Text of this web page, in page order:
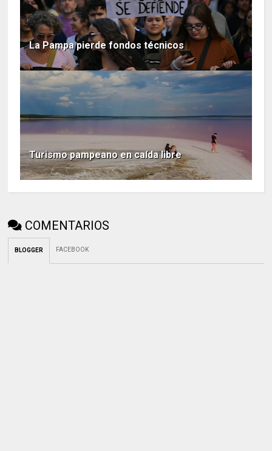
La Pampa pierde fondos técnicos
Turismo pampeano en caída libre
COMENTARIOS
BLOGGER FACEBOOK